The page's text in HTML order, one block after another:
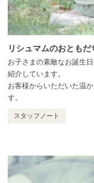
リシュマムのおとも
お子さまの素敵なお誕生
紹介しています。
お客様からいただいた温
す。
スタッフノート